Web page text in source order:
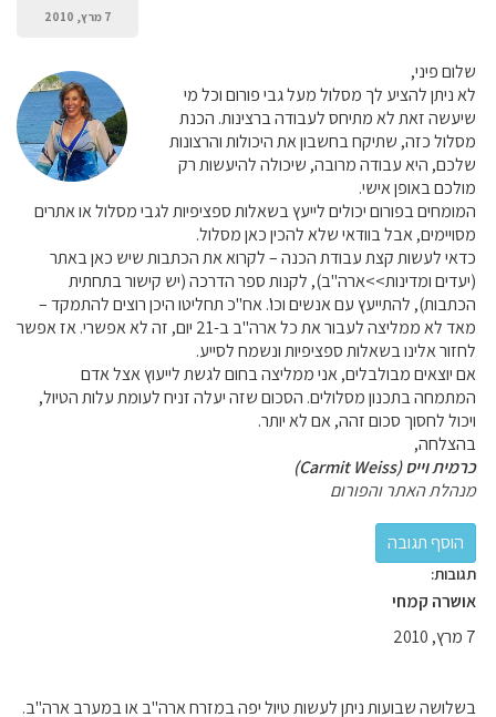
7 מרץ, 2010
שלום פיני,
לא ניתן להציע לך מסלול מעל גבי פורום וכל מי
שיעשה זאת לא מתיחס לעבודה ברצינות. הכנת
מסלול כזה, שתיקח בחשבון את היכולות והרצונות
שלכם, היא עבודה מרובה, שיכולה להיעשות רק
מולכם באופן אישי.
המומחים בפורום יכולים לייעץ בשאלות ספציפיות לגבי מסלול או אתרים
מסויימים, אבל בוודאי שלא להכין כאן מסלול.
כדאי לעשות קצת עבודת הכנה – לקרוא את הכתבות שיש כאן באתר
(יעדים ומדינות>>ארה"ב), לקנות ספר הדרכה (יש קישור בתחתית
הכתבות), להתייעץ עם אנשים וכו'. אח"כ תחליטו היכן רוצים להתמקד –
מאד לא ממליצה לעבור את כל ארה"ב ב-21 יום, זה לא אפשרי. אז אפשר
לחזור אלינו בשאלות ספציפיות ונשמח לסייע.
אם יוצאים מבולבלים, אני ממליצה בחום לגשת לייעוץ אצל אדם
המתמחה בתכנון מסלולים. הסכום שזה יעלה זניח לעומת עלות הטיול,
ויכול לחסוך סכום זהה, אם לא יותר.
בהצלחה,
כרמית וייס (Carmit Weiss)
מנהלת האתר והפורום
תגובות:
אושרה קמחי
7 מרץ, 2010
בשלושה שבועות ניתן לעשות טיול יפה במזרח ארה"ב או במערב ארה"ב.